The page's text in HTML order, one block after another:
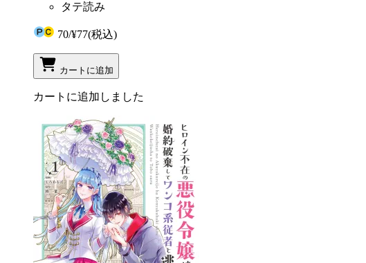
タテ読み
70/¥77(税込)
カートに追加
カートに追加しました